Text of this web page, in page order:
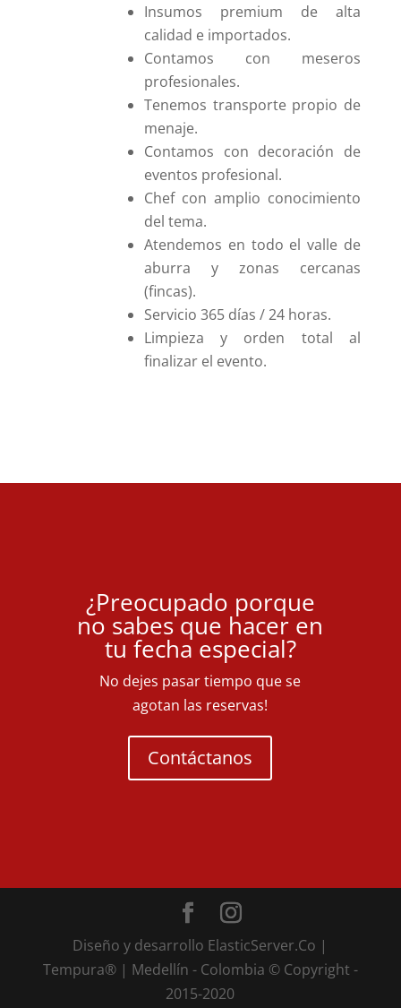
Insumos premium de alta
calidad e importados.
Contamos con meseros
profesionales.
Tenemos transporte propio de
menaje.
Contamos con decoración de
eventos profesional.
Chef con amplio conocimiento
del tema.
Atendemos en todo el valle de
aburra y zonas cercanas
(fincas).
Servicio 365 días / 24 horas.
Limpieza y orden total al
finalizar el evento.
¿Preocupado porque
no sabes que hacer en
tu fecha especial?
No dejes pasar tiempo que se
agotan las reservas!
Contáctanos
Diseño y desarrollo ElasticServer.Co |
Tempura® | Medellín - Colombia © Copyright -
2015-2020